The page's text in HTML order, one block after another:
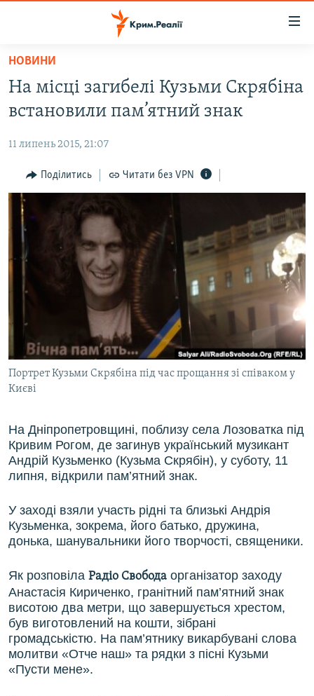
Перейти
основного
матеріалу
до
навігації
Перейти
пошуку
ВОДА.КРИМ
ПОЛІТИКА
БЛОГИ
ПОГЛЯД
ІНТЕРВ'Ю
ВСЕ ЗА ДЕНЬ
СПЕЦПРОЕКТИ
ВІДЕОУРОКИ «ELIFBE»
СВІДЧЕННЯ ОКУПАЦІЇ
УКРАЇНСЬКА ПРОБЛЕМА КРИМУ
ЯК ОБІЙТИ БЛОКУВАННЯ
Русский
Qırımtatar
Усі сайти RFE/RL
НОВИНИ
На місці загибелі Кузьми Скрябіна
встановили пам’ятний знак
11 липень 2015, 21:07
Поділитись Читати без VPN
Портрет Кузьми Скрябіна під час прощання зі співаком у
Києві
На Дніпропетровщині, поблизу села Лозоватка під
Кривим Рогом, де загинув український музикант
Андрій Кузьменко (Кузьма Скрябін), у суботу, 11
липня, відкрили пам’ятний знак.
У заході взяли участь рідні та близькі Андрія
Кузьменка, зокрема, його батько, дружина,
донька, шанувальники його творчості, священики.
Як розповіла Радіо Свобода організатор заходу
Анастасія Кириченко, гранітний пам’ятний знак
висотою два метри, що завершується хрестом,
був виготовлений на кошти, зібрані
громадськістю. На пам’ятнику викарбувані слова
молитви «Отче наш» та рядки з пісні Кузьми
«Пусти мене».